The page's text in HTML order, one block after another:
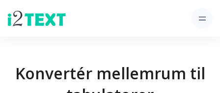
Konvertér mellemrum til